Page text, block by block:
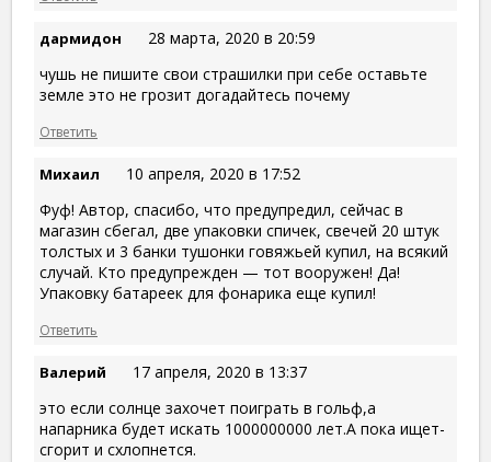
дармидон
28 марта, 2020 в 20:59
чушь не пишите свои страшилки при себе оставьте
земле это не грозит догадайтесь почему
Ответить
Михаил
10 апреля, 2020 в 17:52
Фуф! Автор, спасибо, что предупредил, сейчас в
магазин сбегал, две упаковки спичек, свечей 20 штук
толстых и 3 банки тушонки говяжьей купил, на всякий
случай. Кто предупрежден — тот вооружен! Да!
Упаковку батареек для фонарика еще купил!
Ответить
Валерий
17 апреля, 2020 в 13:37
это если солнце захочет поиграть в гольф,а
напарника будет искать 1000000000 лет.А пока ищет-
сгорит и схлопнется.